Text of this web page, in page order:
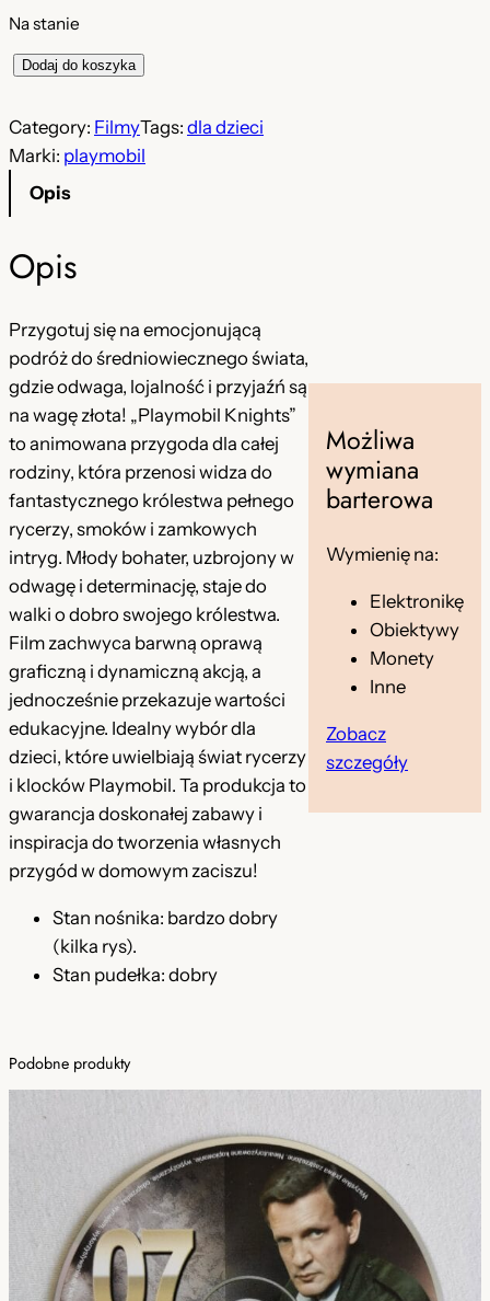
Na stanie
o
ś
l
a
n
i
m
o
w
a
n
y
p
l
a
y
m
o
b
i
l
K
n
Dodaj do koszyka
Category: FilmyTags: dla dzieci
Marki: playmobil
Opis
Opis
Przygotuj się na emocjonującą
podróż do średniowiecznego świata,
gdzie odwaga, lojalność i przyjaźń są
na wagę złota! „Playmobil Knights”
to animowana przygoda dla całej
rodziny, która przenosi widza do
fantastycznego królestwa pełnego
rycerzy, smoków i zamkowych
intryg. Młody bohater, uzbrojony w
odwagę i determinację, staje do
walki o dobro swojego królestwa.
Film zachwyca barwną oprawą
graficzną i dynamiczną akcją, a
jednocześnie przekazuje wartości
edukacyjne. Idealny wybór dla
dzieci, które uwielbiają świat rycerzy
i klocków Playmobil. Ta produkcja to
gwarancja doskonałej zabawy i
inspiracja do tworzenia własnych
przygód w domowym zaciszu!
Stan nośnika: bardzo dobry
(kilka rys).
Stan pudełka: dobry
Możliwa
wymiana
barterowa
Wymienię na:
Elektronikę
Obiektywy
Monety
Inne
Zobacz
szczegóły
Podobne produkty